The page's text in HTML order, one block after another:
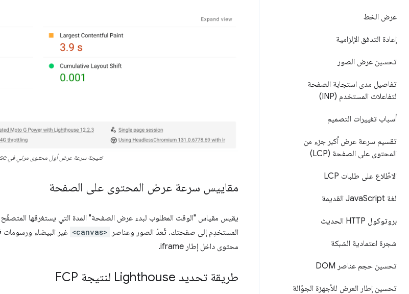
عرض الخط
إعادة التدفق الإلزامية
تحسين عرض الصور
تفاصيل مدى استجابة الصفحة
لتفاعلات المستخدم (INP)
أسباب تغييرات التصميم
تقسيم سرعة عرض أكبر جزء من
المحتوى على الصفحة (LCP)
الاطّلاع على طلبات LCP
لغة Java Script القديمة
بروتوكول HTTP الحديث
شجرة اعتمادية الشبكة
تحسين حجم عناصر DOM
تحسين إطار العرض للأجهزة الجوّالة
نتيجة سرعة عرض أول محتوى مرئي في Lighthouse
مقاييس سرعة عرض المحتوى على الصفحة
المستخدِم إلى صفحتك. تُعدّ الصور وعناصر
<canvas>
محتوى داخل إطار iframe.
طريقة تحديد Lighthouse لنتيجة FCP